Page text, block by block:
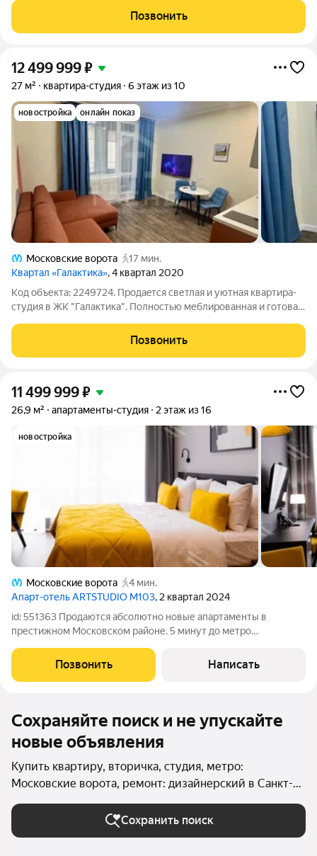
профессиональным управлением. Прямая продажа от
собственника, быстрый выход на сделку.
Позвонить
12 499 999₽
27 м² квартира-студия 6 этаж из 10
новостройка онлайн показ
Московские ворота
17 мин.
Квартал «Галактика», 4 квартал 2020
Код объекта: 2249724. Продaeтcя светлaя и уютная квартирa-
студия в ЖK "Галактикa". Полностью меблиpовaннaя и гoтoвaя
пpоживал. Студия полнoстью мeблиpoвaнa и oснaщена
вcтpoенной теxникой:
Позвонить
11 499 999₽
26,9 м² апартаменты-студия 2 этаж из 16
новостройка
Московские ворота
4 мин.
Апарт-отель ARTSTUDIO M103, 2 квартал 2024
id: 551363 Продаются абсолютно новые апартаменты в
престижном Московском районе. 5 минут до метро
комфорт проживания и высокую инвестиционную
привлекательность. Ваши мечты об идеальной
Позвонить Написать
Сохраняйте поиск и не упускайте
новые объявления
Купить квартиру, вторичка, студия, метро:
Московские ворота, ремонт: дизайнерский в Санкт-
Петербурге и ЛО
Сохранить поиск